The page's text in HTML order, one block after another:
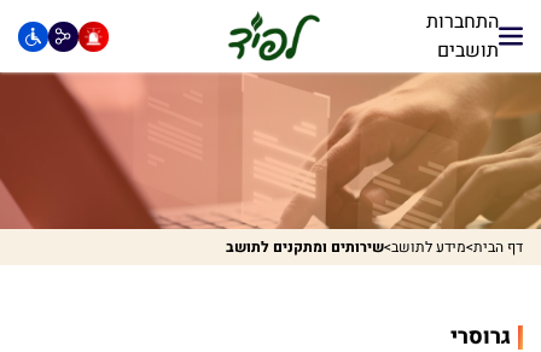
התחברות
תושבים
דף הבית>מידע לתושב>שירותים ומתקנים לתושב
גרוסרי